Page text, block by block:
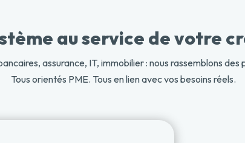
au service de votre
assurance, IT, immobilier : nous rassemblons
Tous orientés PME. Tous en lien avec vos besoins réels.